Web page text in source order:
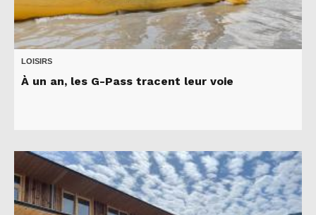
LOISIRS
À un an, les G-Pass tracent leur voie